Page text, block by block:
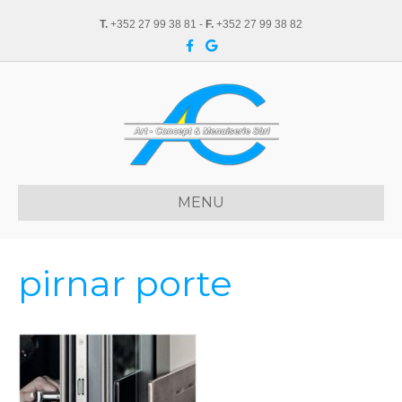
T. +352 27 99 38 81 - F. +352 27 99 38 82
c
o
o
k
G
o
l
e
MENU
pirnar porte